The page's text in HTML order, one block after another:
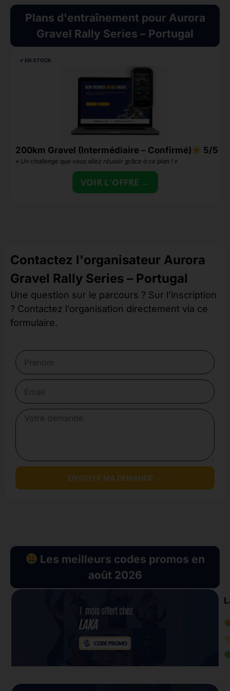
Plans d'entraînement pour Aurora
Gravel Rally Series – Portugal
✔︎ EN STOCK
200km Gravel (Intermédiaire – Confirmé) 5/5
« Un challenge que vous allez réussir grâce à ce plan ! »
VOIR L'OFFRE →
Contactez l'organisateur Aurora
Gravel Rally Series – Portugal
Une question sur le parcours ? Sur l’inscription
? Contactez l’organisation directement via ce
formulaire.
ENVOYER MA DEMANDE →
Les meilleurs codes promos en
août 2026